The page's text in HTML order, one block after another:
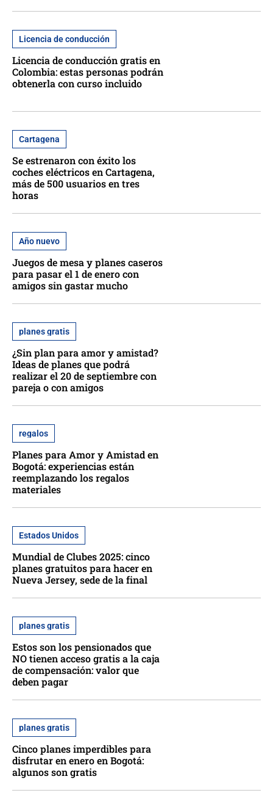
Licencia de conducción
Licencia de conducción gratis en
Colombia: estas personas podrán
obtenerla con curso incluido
Cartagena
Se estrenaron con éxito los
coches eléctricos en Cartagena,
más de 500 usuarios en tres
horas
Año nuevo
Juegos de mesa y planes caseros
para pasar el 1 de enero con
amigos sin gastar mucho
planes gratis
¿Sin plan para amor y amistad?
Ideas de planes que podrá
realizar el 20 de septiembre con
pareja o con amigos
regalos
Planes para Amor y Amistad en
Bogotá: experiencias están
reemplazando los regalos
materiales
Estados Unidos
Mundial de Clubes 2025: cinco
planes gratuitos para hacer en
Nueva Jersey, sede de la final
planes gratis
Estos son los pensionados que
NO tienen acceso gratis a la caja
de compensación: valor que
deben pagar
planes gratis
Cinco planes imperdibles para
disfrutar en enero en Bogotá:
algunos son gratis